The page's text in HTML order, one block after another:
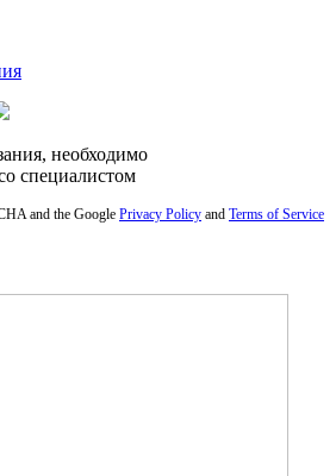
необходимо
специалистом
and the Google Privacy Policy and Terms of Service